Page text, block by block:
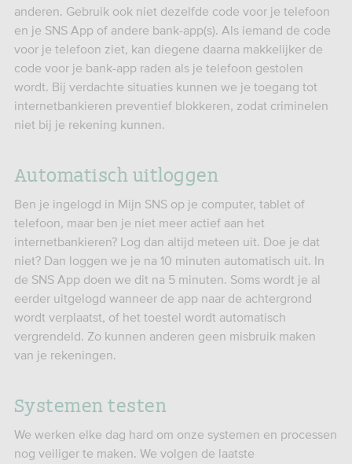
anderen. Gebruik ook niet dezelfde code voor je telefoon
en je SNS App of andere bank-app(s). Als iemand de code
voor je telefoon ziet, kan diegene daarna makkelijker de
code voor je bank-app raden als je telefoon gestolen
wordt. Bij verdachte situaties kunnen we je toegang tot
internetbankieren preventief blokkeren, zodat criminelen
niet bij je rekening kunnen.
Automatisch uitloggen
Ben je ingelogd in Mijn SNS op je computer, tablet of
telefoon, maar ben je niet meer actief aan het
internetbankieren? Log dan altijd meteen uit. Doe je dat
niet? Dan loggen we je na 10 minuten automatisch uit. In
de SNS App doen we dit na 5 minuten. Soms wordt je al
eerder uitgelogd wanneer de app naar de achtergrond
wordt verplaatst, of het toestel wordt automatisch
vergrendeld. Zo kunnen anderen geen misbruik maken
van je rekeningen.
Systemen testen
We werken elke dag hard om onze systemen en processen
nog veiliger te maken. We volgen de laatste